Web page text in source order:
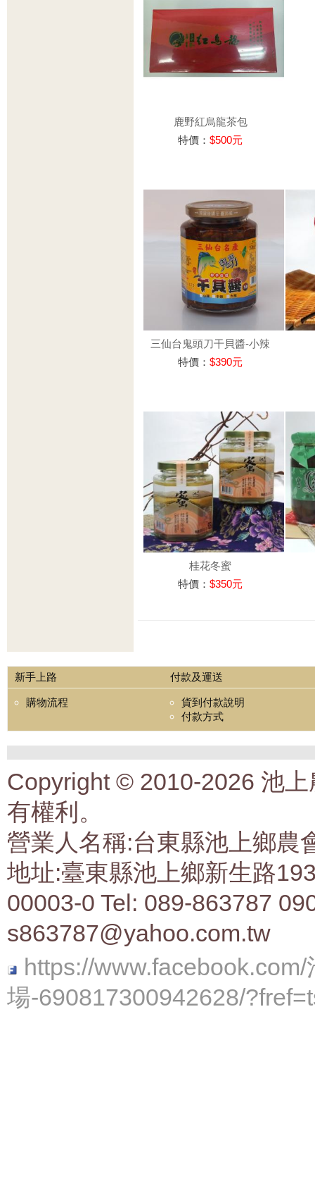
鹿野紅烏龍茶包
特價： $500元
三仙台鬼頭刀干貝醬-小辣
特價： $390元
桂花冬蜜
特價： $350元
新手上路 付款及運送
購物流程
貨到付款說明
付款方式
Copyright © 2010-2026 池
有權利。
營業人名稱:台東縣池上鄉農
地址:臺東縣池上鄉新生路
00003-0 Tel: 089-863787
s863787@yahoo.com.tw
https://
場-690817300942628/